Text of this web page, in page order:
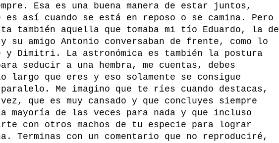
Esa es una buena manera de estar juntos,
es así cuando se está en reposo o se camina. Pero
también aquella que tomaba mi tío Eduardo, la de
amigo Antonio conversaban de frente, como lo
y Dimitri. La astronómica es también la postura
seducir a una hembra, me cuentas, debes
largo que eres y eso solamente se consigue
Me imagino que te ríes cuando destacas,
que es muy cansado y que concluyes siempre
mayoría de las veces para nada y que incluso
con otros machos de tu especie para lograr
Terminas con un comentario que no reproduciré,